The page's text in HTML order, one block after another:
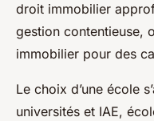
droit immobilier
gestion contentieuse,
immobilier pour des
Le choix d’une école
universités et IAE,